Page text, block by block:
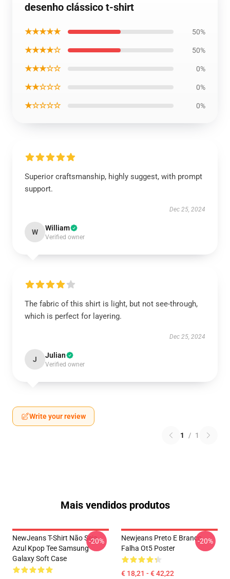
desenho clássico t-shirt
★★★★★ 50%
★★★★☆ 50%
★★★☆☆ 0%
★★☆☆☆ 0%
★☆☆☆☆ 0%
Superior craftsmanship, highly suggest, with prompt
support.
Dec 25, 2024
W William
Verified owner
The fabric of this shirt is light, but not see-through,
which is perfect for layering.
Dec 25, 2024
J Julian
Verified owner
Write your review
1 / 1
Mais vendidos produtos
NewJeans T-Shirt Não Seja
Azul Kpop Tee Samsung
Galaxy Soft Case
-20%
Newjeans Preto E Branco
Falha Ot5 Poster
€ 18,21 - € 42,22
-20%